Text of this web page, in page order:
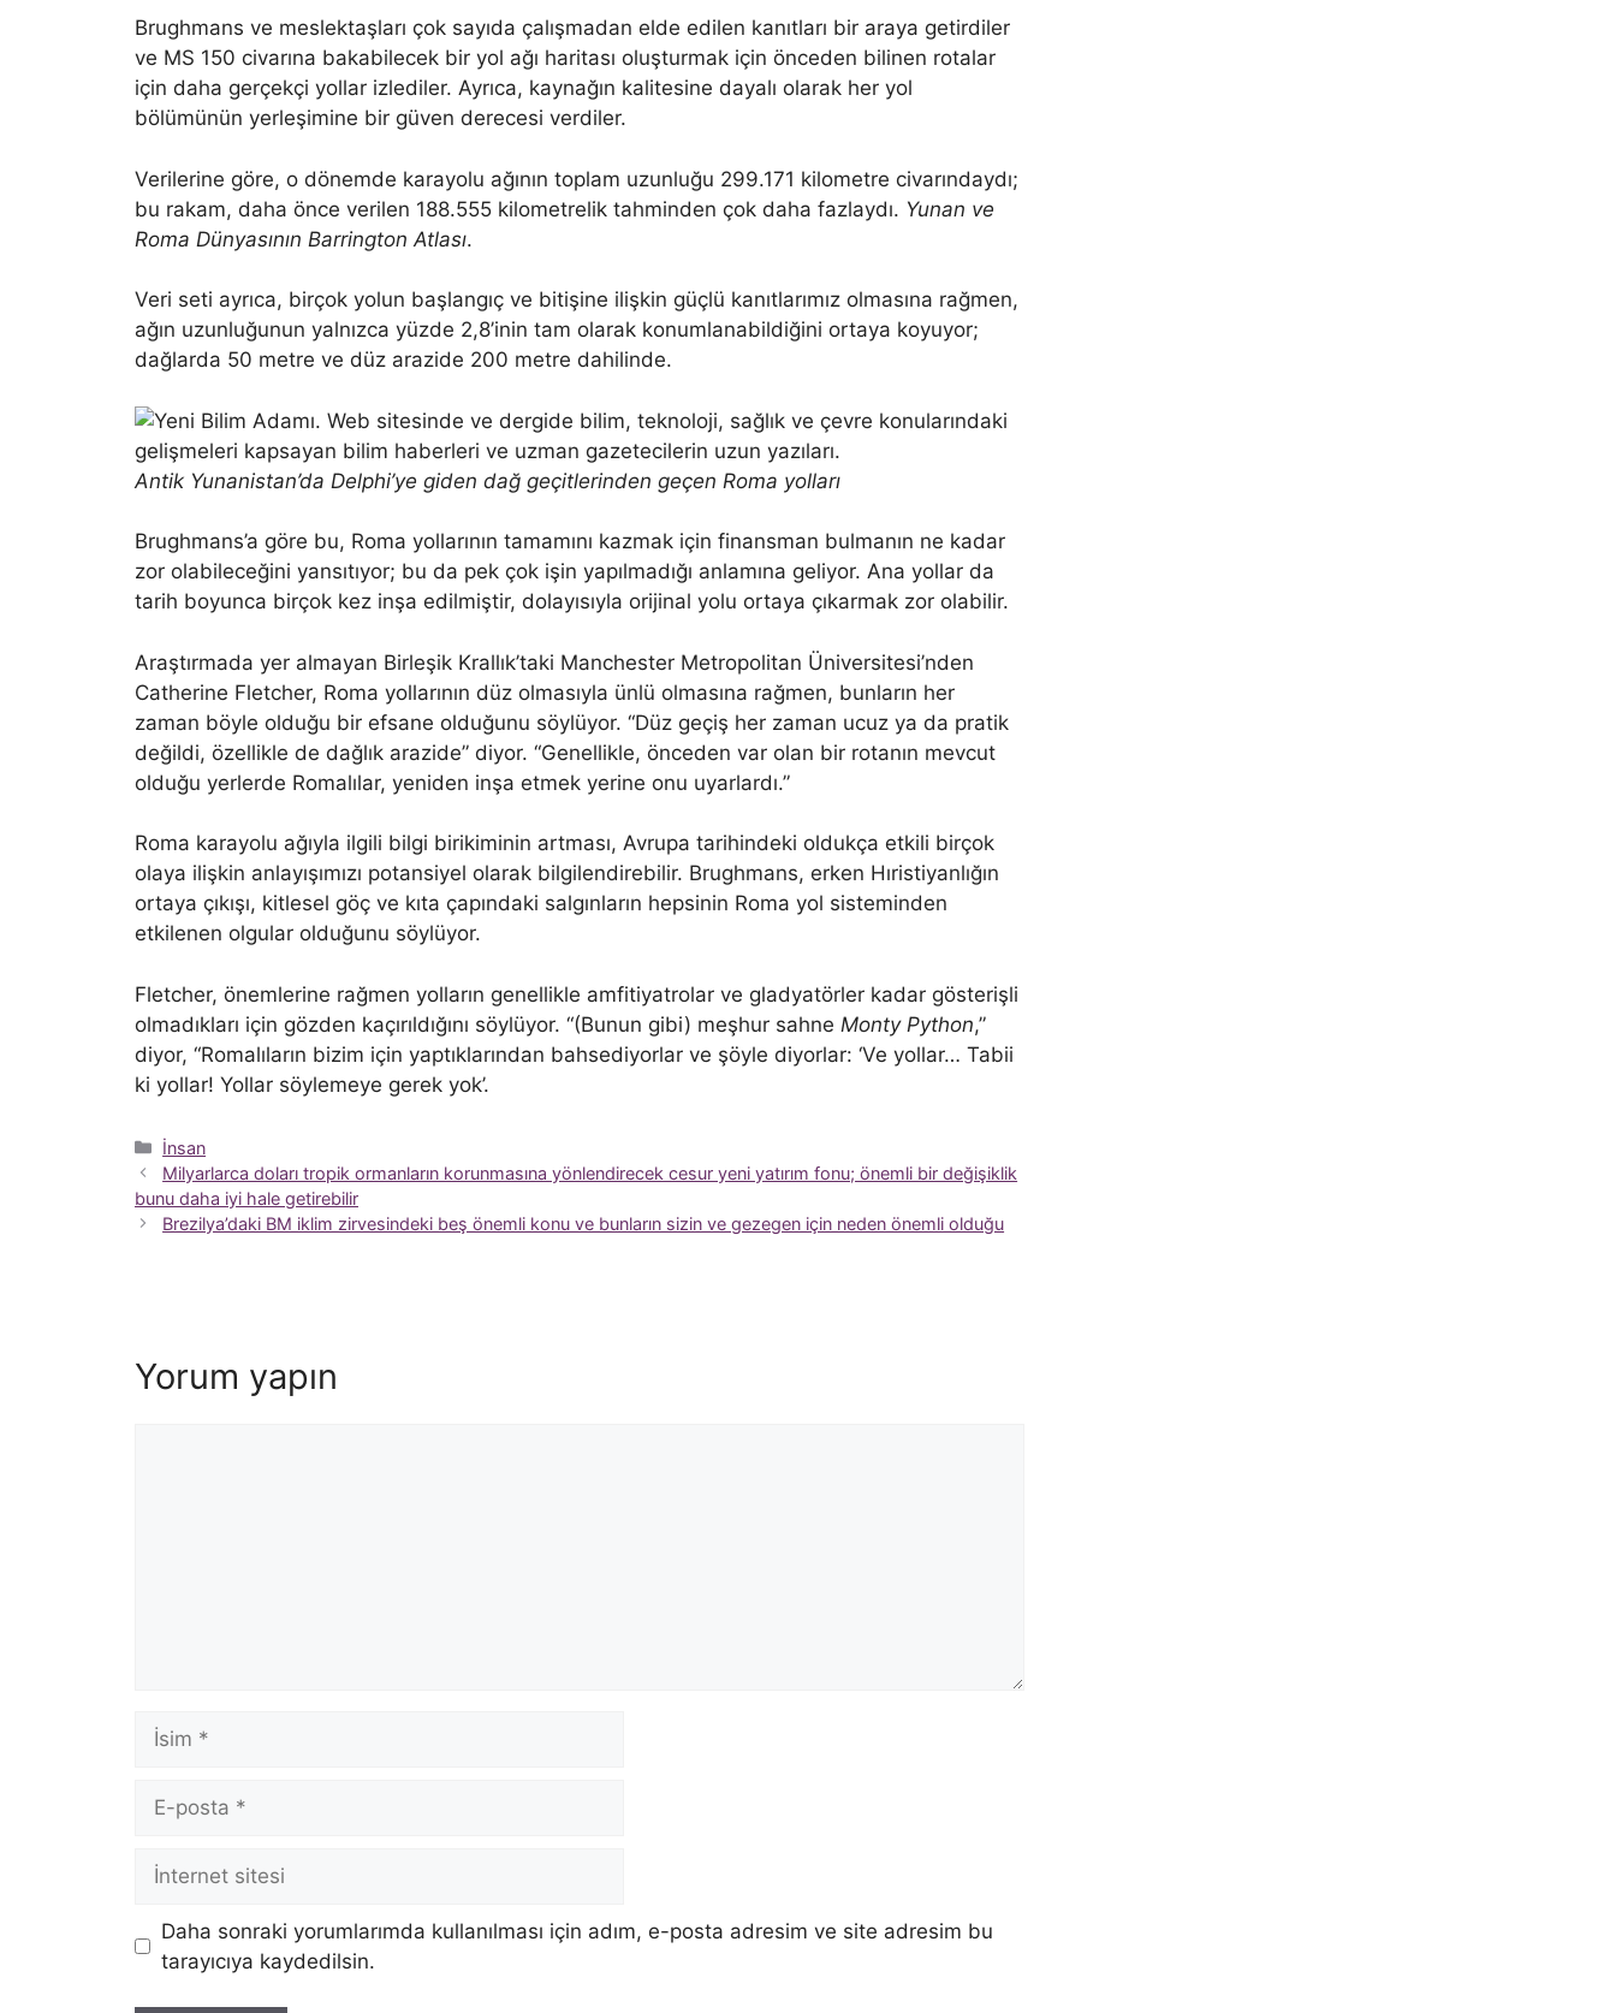
Brughmans ve meslektaşları çok sayıda çalışmadan elde edilen kanıtları bir araya getirdiler
ve MS 150 civarına bakabilecek bir yol ağı haritası oluşturmak için önceden bilinen rotalar
için daha gerçekçi yollar izlediler. Ayrıca, kaynağın kalitesine dayalı olarak her yol
bölümünün yerleşimine bir güven derecesi verdiler.
Verilerine göre, o dönemde karayolu ağının toplam uzunluğu 299.171 kilometre civarındaydı;
bu rakam, daha önce verilen 188.555 kilometrelik tahminden çok daha fazlaydı. Yunan ve
Roma Dünyasının Barrington Atlası.
Veri seti ayrıca, birçok yolun başlangıç ​​ve bitişine ilişkin güçlü kanıtlarımız olmasına rağmen,
ağın uzunluğunun yalnızca yüzde 2,8’inin tam olarak konumlanabildiğini ortaya koyuyor;
dağlarda 50 metre ve düz arazide 200 metre dahilinde.
Antik Yunanistan’da Delphi’ye giden dağ geçitlerinden geçen Roma yolları
Brughmans’a göre bu, Roma yollarının tamamını kazmak için finansman bulmanın ne kadar
zor olabileceğini yansıtıyor; bu da pek çok işin yapılmadığı anlamına geliyor. Ana yollar da
tarih boyunca birçok kez inşa edilmiştir, dolayısıyla orijinal yolu ortaya çıkarmak zor olabilir.
Araştırmada yer almayan Birleşik Krallık’taki Manchester Metropolitan Üniversitesi’nden
Catherine Fletcher, Roma yollarının düz olmasıyla ünlü olmasına rağmen, bunların her
zaman böyle olduğu bir efsane olduğunu söylüyor. “Düz geçiş her zaman ucuz ya da pratik
değildi, özellikle de dağlık arazide” diyor. “Genellikle, önceden var olan bir rotanın mevcut
olduğu yerlerde Romalılar, yeniden inşa etmek yerine onu uyarlardı.”
Roma karayolu ağıyla ilgili bilgi birikiminin artması, Avrupa tarihindeki oldukça etkili birçok
olaya ilişkin anlayışımızı potansiyel olarak bilgilendirebilir. Brughmans, erken Hıristiyanlığın
ortaya çıkışı, kitlesel göç ve kıta çapındaki salgınların hepsinin Roma yol sisteminden
etkilenen olgular olduğunu söylüyor.
Fletcher, önemlerine rağmen yolların genellikle amfitiyatrolar ve gladyatörler kadar gösterişli
olmadıkları için gözden kaçırıldığını söylüyor. “(Bunun gibi) meşhur sahne Monty Python,”
diyor, “Romalıların bizim için yaptıklarından bahsediyorlar ve şöyle diyorlar: ‘Ve yollar… Tabii
ki yollar! Yollar söylemeye gerek yok’.
Kategoriler
İnsan
Milyarlarca doları tropik ormanların korunmasına yönlendirecek cesur yeni yatırım fonu; önemli bir değişiklik
bunu daha iyi hale getirebilir
Brezilya’daki BM iklim zirvesindeki beş önemli konu ve bunların sizin ve gezegen için neden önemli olduğu
Yorum yapın
İsim
posta
İnternet
sitesi
Daha sonraki yorumlarımda kullanılması için adım, e-posta adresim ve site adresim bu
tarayıcıya kaydedilsin.